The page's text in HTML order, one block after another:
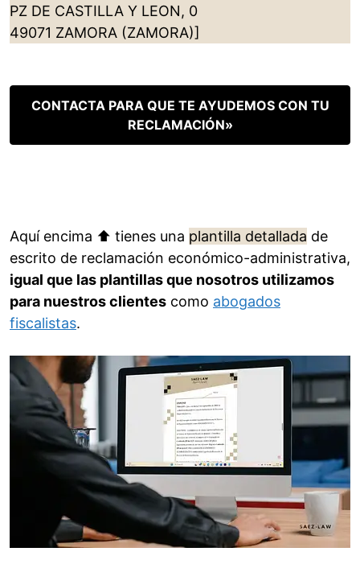
PZ DE CASTILLA Y LEON, 0
49071 ZAMORA (ZAMORA)]
CONTACTA PARA QUE TE AYUDEMOS CON TU
RECLAMACIÓN»
Aquí encima ⬆️ tienes una plantilla detallada de
escrito de reclamación económico-administrativa,
igual que las plantillas que nosotros utilizamos
para nuestros clientes como abogados
fiscalistas.